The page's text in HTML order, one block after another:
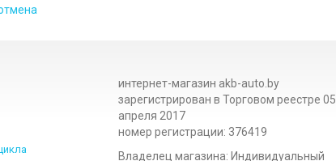
интернет-магазин akb-auto.by
зарегистрирован в Торговом реестре 05
апреля 2017
номер регистрации: 376419
Владелец магазина: Индивидуальный